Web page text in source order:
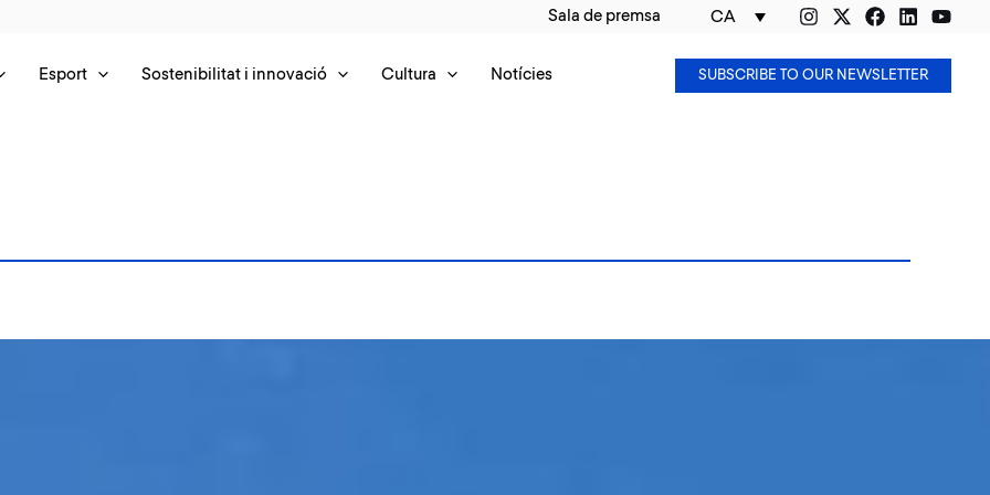
Sala de premsa CA
Esport Sostenibilitat i innovació Cultura Notícies SUBSCRIBE TO OUR NEWSLETTER